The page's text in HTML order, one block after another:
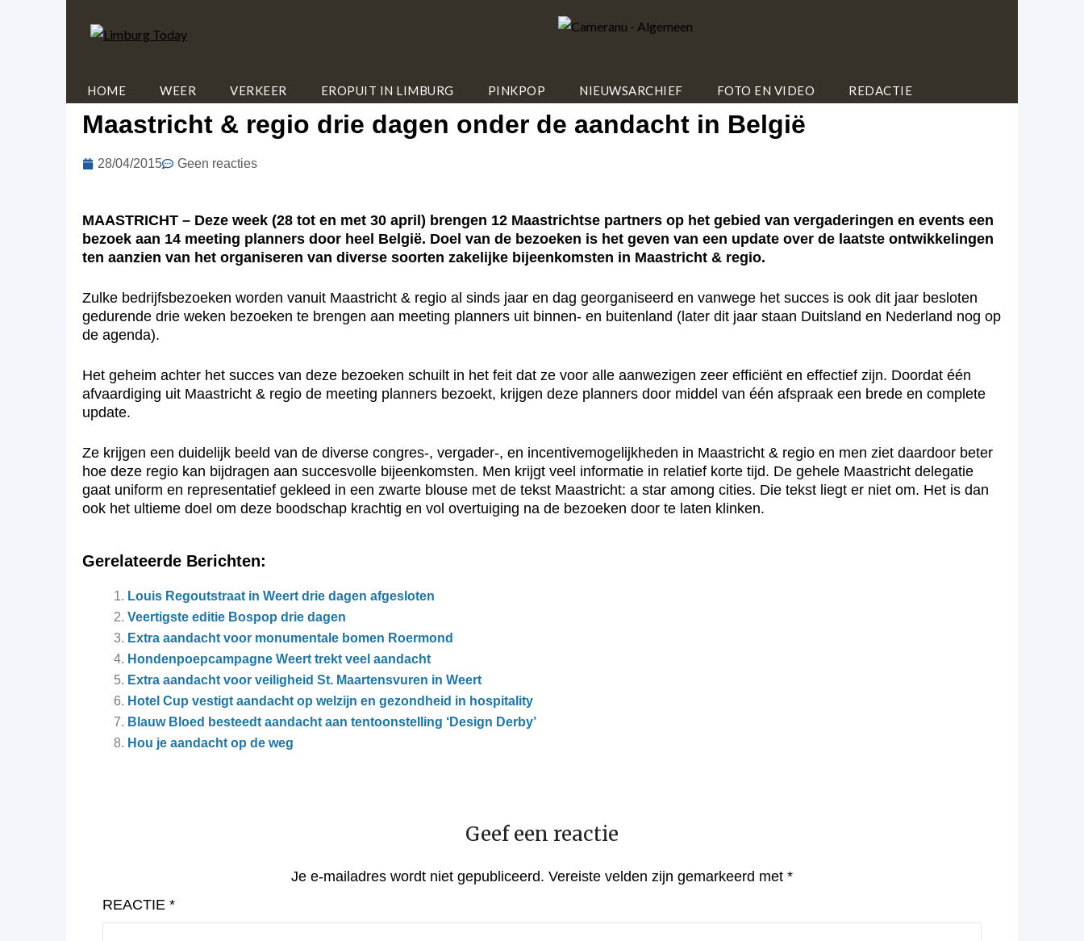
HOME WEER VERKEER EROPUIT IN LIMBURG PINKPOP NIEUWSARCHIEF FOTO EN VIDEO REDACTIE
Maastricht & regio drie dagen onder de aandacht in België
28/04/2015 Geen reacties
MAASTRICHT – Deze week (28 tot en met 30 april) brengen 12 Maastrichtse partners op het gebied van vergaderingen en events een
bezoek aan 14 meeting planners door heel België. Doel van de bezoeken is het geven van een update over de laatste ontwikkelingen
ten aanzien van het organiseren van diverse soorten zakelijke bijeenkomsten in Maastricht & regio.
Zulke bedrijfsbezoeken worden vanuit Maastricht & regio al sinds jaar en dag georganiseerd en vanwege het succes is ook dit jaar besloten
gedurende drie weken bezoeken te brengen aan meeting planners uit binnen- en buitenland (later dit jaar staan Duitsland en Nederland nog op
de agenda).
Het geheim achter het succes van deze bezoeken schuilt in het feit dat ze voor alle aanwezigen zeer efficiënt en effectief zijn. Doordat één
afvaardiging uit Maastricht & regio de meeting planners bezoekt, krijgen deze planners door middel van één afspraak een brede en complete
update.
Ze krijgen een duidelijk beeld van de diverse congres-, vergader-, en incentivemogelijkheden in Maastricht & regio en men ziet daardoor beter
hoe deze regio kan bijdragen aan succesvolle bijeenkomsten. Men krijgt veel informatie in relatief korte tijd. De gehele Maastricht delegatie
gaat uniform en representatief gekleed in een zwarte blouse met de tekst Maastricht: a star among cities. Die tekst liegt er niet om. Het is dan
ook het ultieme doel om deze boodschap krachtig en vol overtuiging na de bezoeken door te laten klinken.
Gerelateerde Berichten:
Louis Regoutstraat in Weert drie dagen afgesloten
Veertigste editie Bospop drie dagen
Extra aandacht voor monumentale bomen Roermond
Hondenpoepcampagne Weert trekt veel aandacht
Extra aandacht voor veiligheid St. Maartensvuren in Weert
Hotel Cup vestigt aandacht op welzijn en gezondheid in hospitality
Blauw Bloed besteedt aandacht aan tentoonstelling ‘Design Derby’
Hou je aandacht op de weg
Geef een reactie
Je e-mailadres wordt niet gepubliceerd. Vereiste velden zijn gemarkeerd met *
REACTIE *